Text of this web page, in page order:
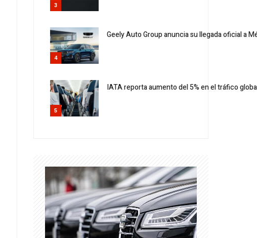
3
4
Geely Auto Group anuncia su llegada oficial a
5
IATA reporta aumento del 5% en el tráfico